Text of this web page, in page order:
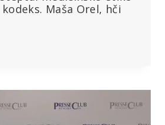
Maša Orel, hči